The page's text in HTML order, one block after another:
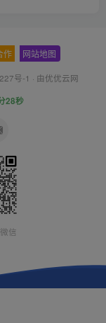
作 网站地图
号-1 · 由优优云网
28秒
信